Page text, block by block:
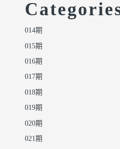
014期
015期
016期
017期
018期
019期
020期
021期